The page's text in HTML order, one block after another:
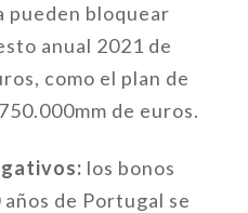
pueden bloquear
anual 2021 de
como el plan de
de euros.
los bonos
de Portugal se